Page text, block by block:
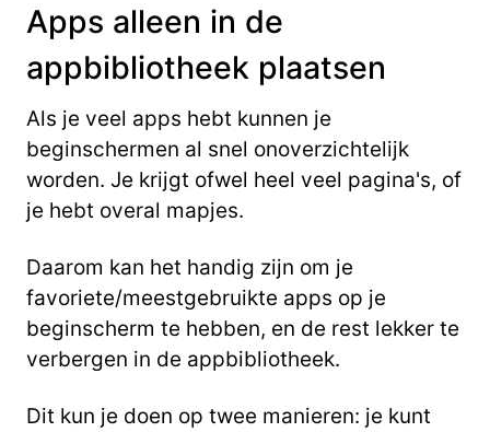
Apps alleen in de
appbibliotheek plaatsen
Als je veel apps hebt kunnen je
beginschermen al snel onoverzichtelijk
worden. Je krijgt ofwel heel veel pagina's, of
je hebt overal mapjes.
Daarom kan het handig zijn om je
favoriete/meestgebruikte apps op je
beginscherm te hebben, en de rest lekker te
verbergen in de appbibliotheek.
Dit kun je doen op twee manieren: je kunt